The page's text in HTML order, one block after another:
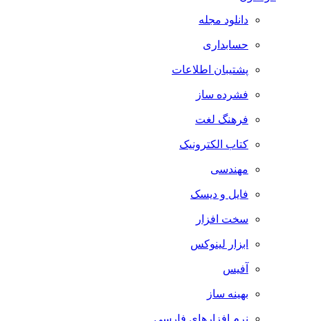
دانلود مجله
حسابداری
پشتیبان اطلاعات
فشرده ساز
فرهنگ لغت
کتاب الکترونیک
مهندسی
فایل و دیسک
سخت افزار
ابزار لینوکس
آفیس
بهینه ساز
نرم افزارهای فارسی